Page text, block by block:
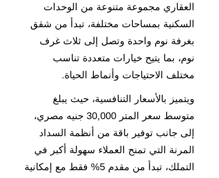
العقاري مجموعة متنوعة من الوحدات
السكنية بمساحات مختلفة، تبدأ من شقق
بغرفة نوم واحدة وتصل إلى ثلاث غرف
نوم، بما يتيح خيارات متعددة تناسب
مختلف الاحتياجات وأنماط الحياة.
ويتميز بالأسعار التنافسية، حيث يبلغ
متوسط سعر المتر 30,000 جنيه مصري،
إلى جانب توفير باقة من أنظمة السداد
المرنة التي تمنح العملاء سهولة أكبر في
التملك، تبدأ من مقدم 5% فقط مع إمكانية